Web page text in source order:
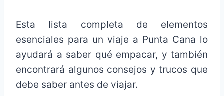
Esta lista completa de elementos
esenciales para un viaje a Punta Cana lo
ayudará a saber qué empacar, y también
encontrará algunos consejos y trucos que
debe saber antes de viajar.